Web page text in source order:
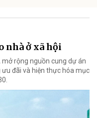
nhà ở xã hội
mở rộng nguồn cung dự án
đãi và hiện thực hóa mục